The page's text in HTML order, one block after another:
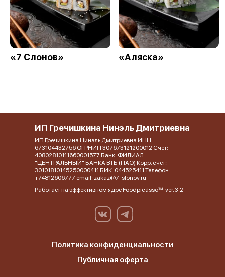
«7 Слонов» «Аляска»
ИП Гречишкина Нинэль Дмитриевна
ИП Гречишкина Нинэль Дмитриевна ИНН
673104432756 ОГРНИП 307673121200012 Счёт:
40802810111660001577 Банк: ФИЛИАЛ
"ЦЕНТРАЛЬНЫЙ" БАНКА ВТБ (ПАО) Корр. счёт:
30101810145250000411 БИК: 044525411 Телефон:
+74812606777 email: zakaz@7-slonov.ru
Работает на эффективном ядреFoodpicássover. 3.2
Политика конфиденциальности
Публичная оферта